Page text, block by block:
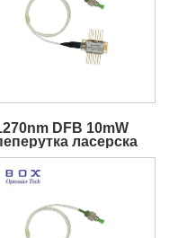
DFB 10mW
ласерска